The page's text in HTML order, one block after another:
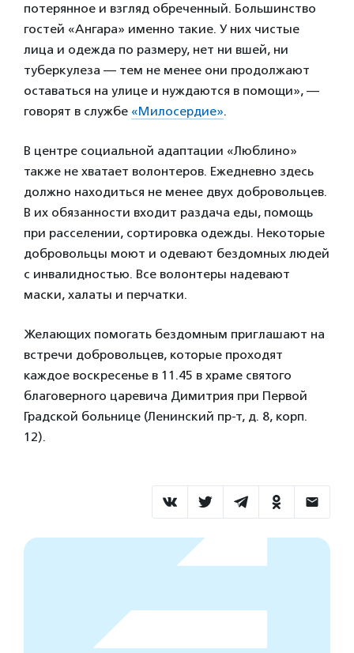
потерянное и взгляд обреченный. Большинство
гостей «Ангара» именно такие. У них чистые
лица и одежда по размеру, нет ни вшей, ни
туберкулеза — тем не менее они продолжают
оставаться на улице и нуждаются в помощи», —
говорят в службе «Милосердие».
В центре социальной адаптации «Люблино»
также не хватает волонтеров. Ежедневно здесь
должно находиться не менее двух добровольцев.
В их обязанности входит раздача еды, помощь
при расселении, сортировка одежды. Некоторые
добровольцы моют и одевают бездомных людей
с инвалидностью. Все волонтеры надевают
маски, халаты и перчатки.
Желающих помогать бездомным приглашают на
встречи добровольцев, которые проходят
каждое воскресенье в 11.45 в храме святого
благоверного царевича Димитрия при Первой
Градской больнице (Ленинский пр-т, д. 8, корп.
12).